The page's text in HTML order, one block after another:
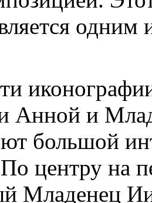
одним
Анной и
большой
По центру на
Младенец